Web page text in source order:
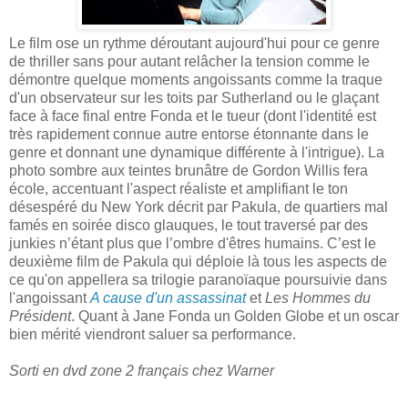
Le film ose un rythme déroutant aujourd'hui pour ce genre
de thriller sans pour autant relâcher la tension comme le
démontre quelque moments angoissants comme la traque
d'un observateur sur les toits par Sutherland ou le glaçant
face à face final entre Fonda et le tueur (dont l'identité est
très rapidement connue autre entorse étonnante dans le
genre et donnant une dynamique différente à l'intrigue). La
photo sombre aux teintes brunâtre de Gordon Willis fera
école, accentuant l'aspect réaliste et amplifiant le ton
désespéré du New York décrit par Pakula, de quartiers mal
famés en soirée disco glauques, le tout traversé par des
junkies n’étant plus que l’ombre d'êtres humains. C’est le
deuxième film de Pakula qui déploie là tous les aspects de
ce qu'on appellera sa trilogie paranoïaque poursuivie dans
l'angoissantA cause d'un assassinatetLes Hommes du
Président. Quant à Jane Fonda un Golden Globe et un oscar
bien mérité viendront saluer sa performance.
Sorti en dvd zone 2 français chez Warner